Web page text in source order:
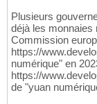
Plusieurs
déjà les monnaies
Commission
https://
numérique" en
https://
de "yuan